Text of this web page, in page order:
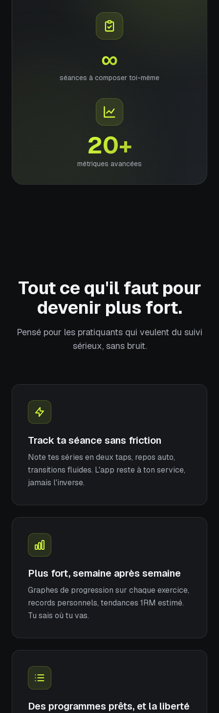
∞
séances à composer toi-même
20+
métriques avancées
Tout ce qu'il faut pour
devenir plus fort.
Pensé pour les pratiquants qui veulent du suivi
sérieux, sans bruit.
Track ta séance sans friction
Note tes séries en deux taps, repos auto,
transitions fluides. L'app reste à ton service,
jamais l'inverse.
Plus fort, semaine après semaine
Graphes de progression sur chaque exercice,
records personnels, tendances 1RM estimé.
Tu sais où tu vas.
Des programmes prêts, et la liberté